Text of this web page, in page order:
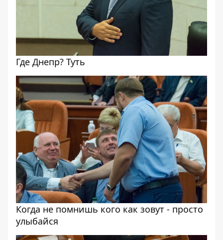
Где Днепр? Туть
Когда не помнишь кого как зовут - просто
улыбайся